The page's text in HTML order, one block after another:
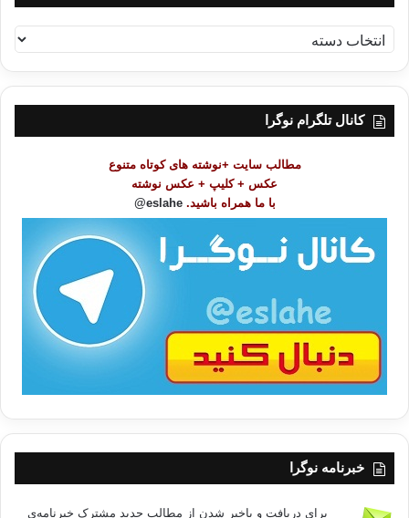
ه
ر
کانال تلگرام نوگرا
مطالب سایت +نوشته های کوتاه متنوع
عکس + کلیپ + عکس نوشته
با ما همراه باشید. eslahe@
خبرنامه نوگرا
برای دریافت و باخبر شدن از مطالب جدید مشترک خبرنامه‌ی